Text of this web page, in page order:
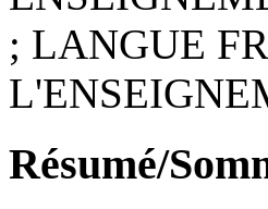
; LANGUE
Résumé/